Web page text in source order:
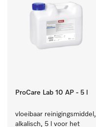
ProCare Lab 10 AP - 5 l
vloeibaar reinigingsmiddel,
alkalisch, 5 l voor het